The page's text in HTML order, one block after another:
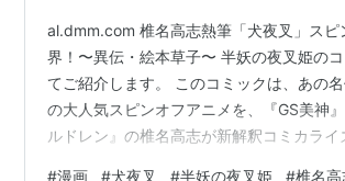
al.dmm.com 椎名高志熱筆「犬夜叉」スピ
界！〜異伝・絵本草子〜 半妖の夜叉姫の
てご紹介します。 このコミックは、あの名
の大人気スピンオフアニメを、『GS美神
ルドレン』の椎名高志が新解釈コミカライ
#漫画 #犬夜叉 #半妖の夜叉姫 #椎名高